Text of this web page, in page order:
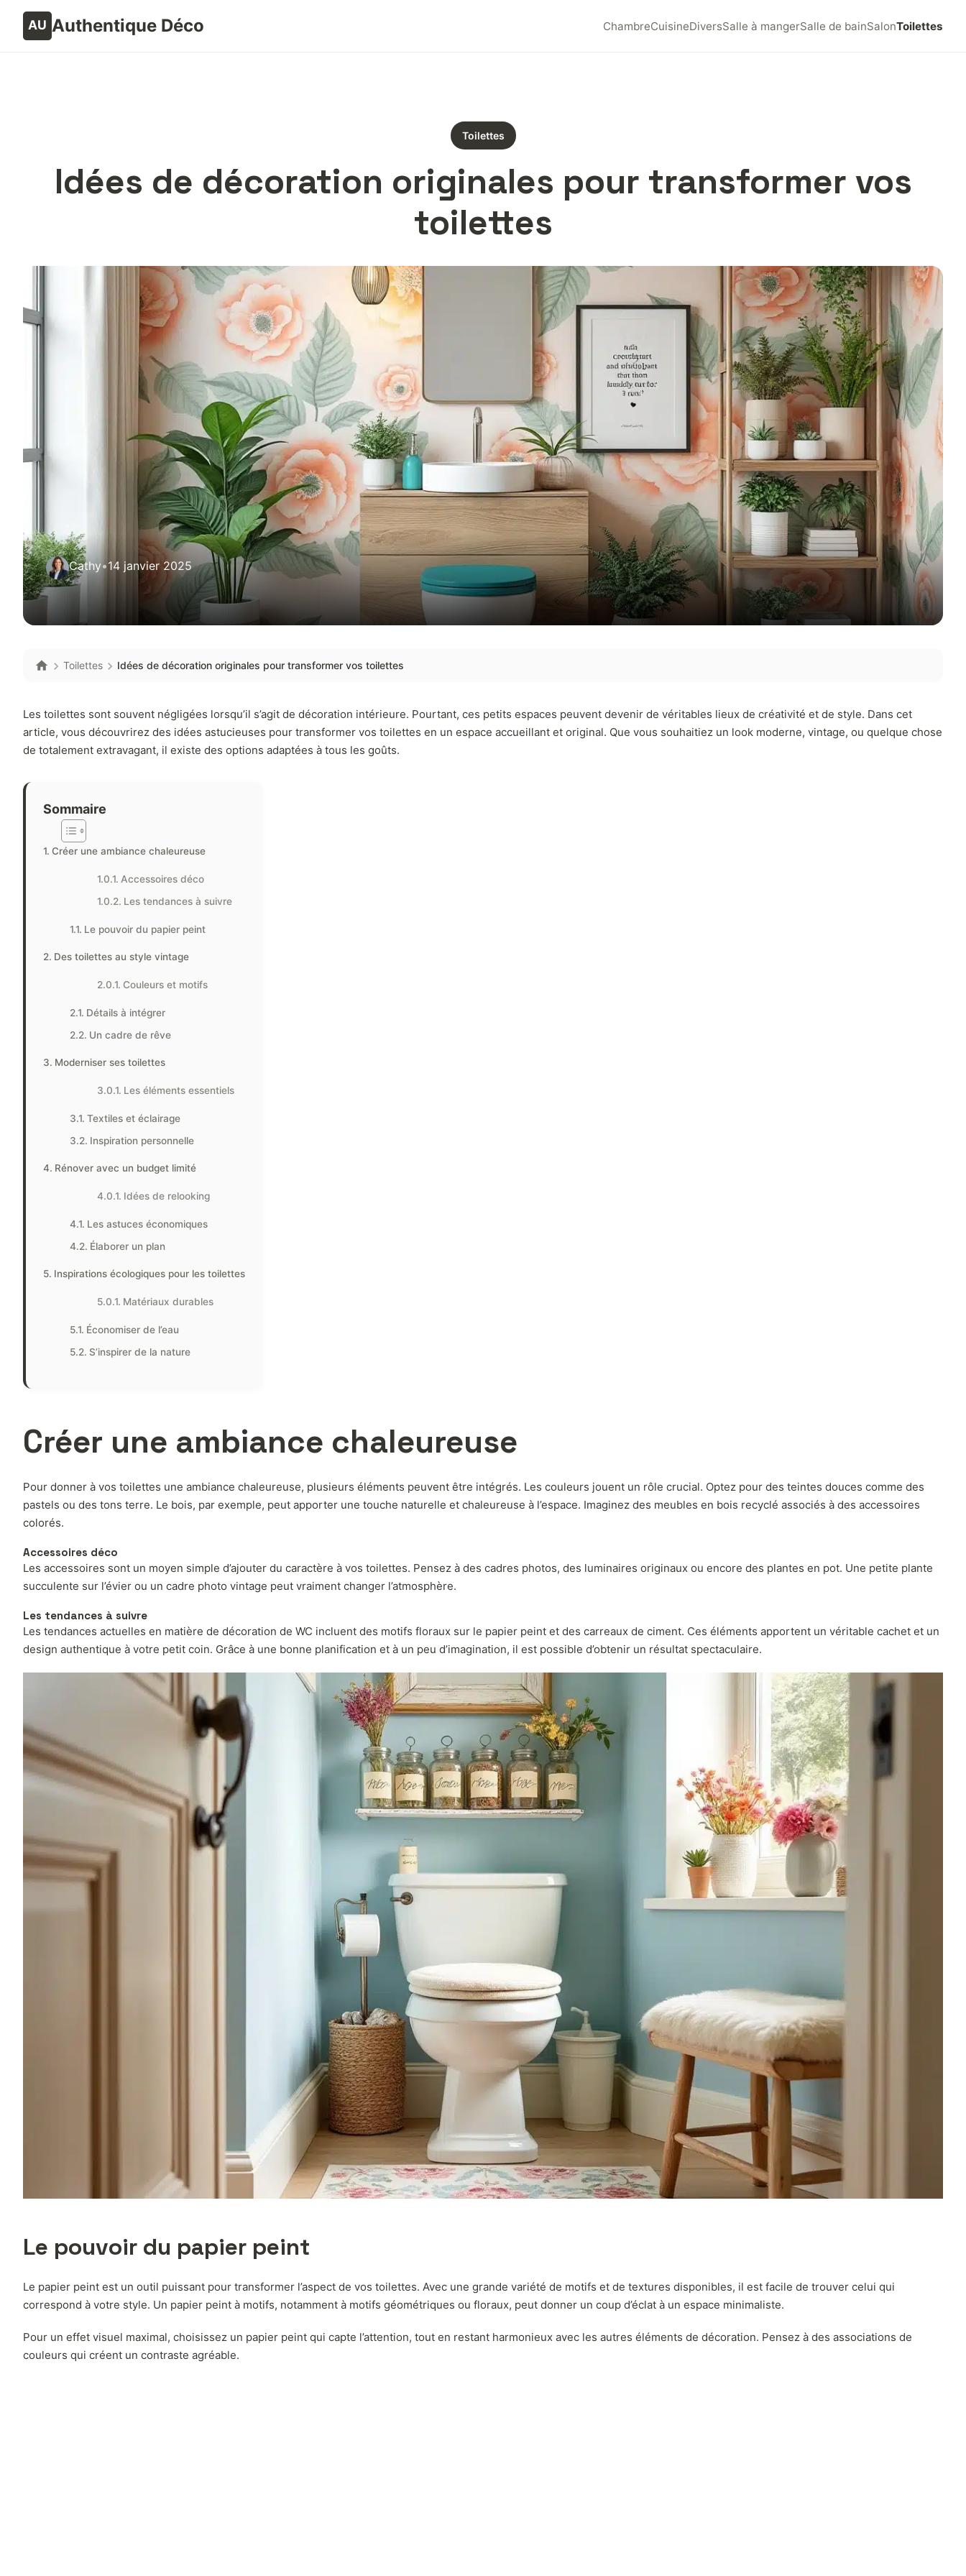
Authentique Déco ChambreCuisineDiversSalle à mangerSalle de bainSalonToilettes
Toilettes
Idées de décoration originales pour transformer vos
toilettes
Cathy•14 janvier 2025
Toilettes Idées de décoration originales pour transformer vos toilettes
Les toilettes sont souvent négligées lorsqu’il s’agit de décoration intérieure. Pourtant, ces petits espaces peuvent devenir de véritables lieux de créativité et de style. Dans cet
article, vous découvrirez des idées astucieuses pour transformer vos toilettes en un espace accueillant et original. Que vous souhaitiez un look moderne, vintage, ou quelque chose
de totalement extravagant, il existe des options adaptées à tous les goûts.
Sommaire
Créer une ambiance chaleureuse
Accessoires déco
Les tendances à suivre
Le pouvoir du papier peint
Des toilettes au style vintage
Couleurs et motifs
Détails à intégrer
Un cadre de rêve
Moderniser ses toilettes
Les éléments essentiels
Textiles et éclairage
Inspiration personnelle
Rénover avec un budget limité
Idées de relooking
Les astuces économiques
Élaborer un plan
Inspirations écologiques pour les toilettes
Matériaux durables
Économiser de l’eau
S’inspirer de la nature
Créer une ambiance chaleureuse
Pour donner à vos toilettes une ambiance chaleureuse, plusieurs éléments peuvent être intégrés. Les couleurs jouent un rôle crucial. Optez pour des teintes douces comme des
pastels ou des tons terre. Le bois, par exemple, peut apporter une touche naturelle et chaleureuse à l’espace. Imaginez des meubles en bois recyclé associés à des accessoires
colorés.
Accessoires déco
Les accessoires sont un moyen simple d’ajouter du caractère à vos toilettes. Pensez à des cadres photos, des luminaires originaux ou encore des plantes en pot. Une petite plante
succulente sur l’évier ou un cadre photo vintage peut vraiment changer l’atmosphère.
Les tendances à suivre
Les tendances actuelles en matière de décoration de WC incluent des motifs floraux sur le papier peint et des carreaux de ciment. Ces éléments apportent un véritable cachet et un
design authentique à votre petit coin. Grâce à une bonne planification et à un peu d’imagination, il est possible d’obtenir un résultat spectaculaire.
Le pouvoir du papier peint
Le papier peint est un outil puissant pour transformer l’aspect de vos toilettes. Avec une grande variété de motifs et de textures disponibles, il est facile de trouver celui qui
correspond à votre style. Un papier peint à motifs, notamment à motifs géométriques ou floraux, peut donner un coup d’éclat à un espace minimaliste.
Pour un effet visuel maximal, choisissez un papier peint qui capte l’attention, tout en restant harmonieux avec les autres éléments de décoration. Pensez à des associations de
couleurs qui créent un contraste agréable.